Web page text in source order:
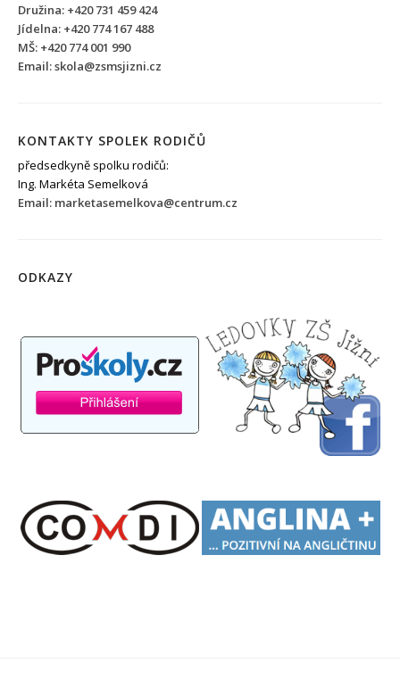
Družina: +420 731 459 424
Jídelna: +420 774 167 488
MŠ: +420 774 001 990
Email: skola@zsmsjizni.cz
KONTAKTY SPOLEK RODIČŮ
předsedkyně spolku rodičů:
Ing. Markéta Semelková
Email: marketasemelkova@centrum.cz
ODKAZY